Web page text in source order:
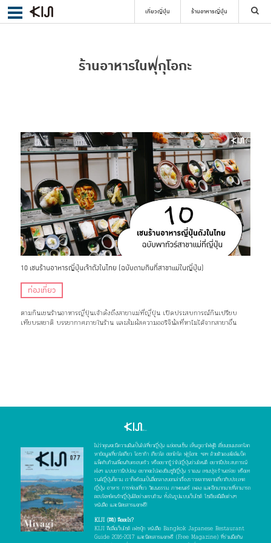
เที่ยวญี่ปุ่น ร้านอาหารญี่ปุ่น
ค้นหา
ร้านอาหารในฟุกุโอกะ
10 เชนร้านอาหารญี่ปุ่นเจ้าดังในไทย (ฉบับตามกินที่สาขาแม่ในญี่ปุ่น)
ท่องเที่ยว
ตามกินเชนร้านอาหารญี่ปุ่นเจ้าดังถึงสาขาแม่ที่ญี่ปุ่น เปิดประสบการณ์กินเปรียบ
เทียบรสชาติ บรรยากาศภายในร้าน และสัมผัสความออริจินัลที่หาไม่ได้จากสาขาอื่น
ไม่ว่าคุณจะมีความฝันเป็นไปเที่ยวญี่ปุ่น แช่ออนเซ็น เห็นภูเขาไฟฟูจิ เยี่ยมชมมรดกโลก
หาข้อมูลเที่ยวโตเกียว โอซาก้า เกียวโต ฮอกไกโด ฟุกุโอกะ ฯลฯ ด้วยตัวเองสไตล์แบ็ค
แพ็คกับก๊วนเพื่อนกับครอบครัว หรืออยากรู้ว่าไปญี่ปุ่นช่วงไหนดี อยากมีประสบการณ์
เจ๋งๆ แบบชาวนิปปอน อยากจะไปลองชิมซูชิญี่ปุ่น ราเมน เทมปุระร้านอร่อย หรือเท
รนด์ญี่ปุ่นก็ตาม เราก็พร้อมเป็นสื่อกลางบอกเล่าเรื่องราวหลากหลายเกี่ยวกับประเทศ
ญี่ปุ่น อาหาร การท่องเที่ยว วัฒนธรรม ภาพยนตร์ เพลง และอีกมากมายที่สามารถ
ตอบโจทย์คนรักญี่ปุ่นได้อย่างครบถ้วน ทั้งในรูปแบบเว็บไซต์ โซเชียลมีเดียต่างๆ
หนังสือ และนิตยสารแจกฟรี!
KIJI (คิจิ) คืออะไร?
KIJI คือสื่อเว็บไซต์ เฟซบุ๊ก หนังสือ Bangkok Japanese Restaurant
Guide 2016-2017 และนิตยสารแจกฟรี (Free Magazine) ที่ร่วมมือกัน